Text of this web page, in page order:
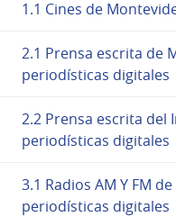
1.1 Cines de
2.1 Prensa escrita de
periodísticas digitales
2.2 Prensa escrita del
periodísticas digitales
3.1 Radios AM Y FM
periodísticas digitales